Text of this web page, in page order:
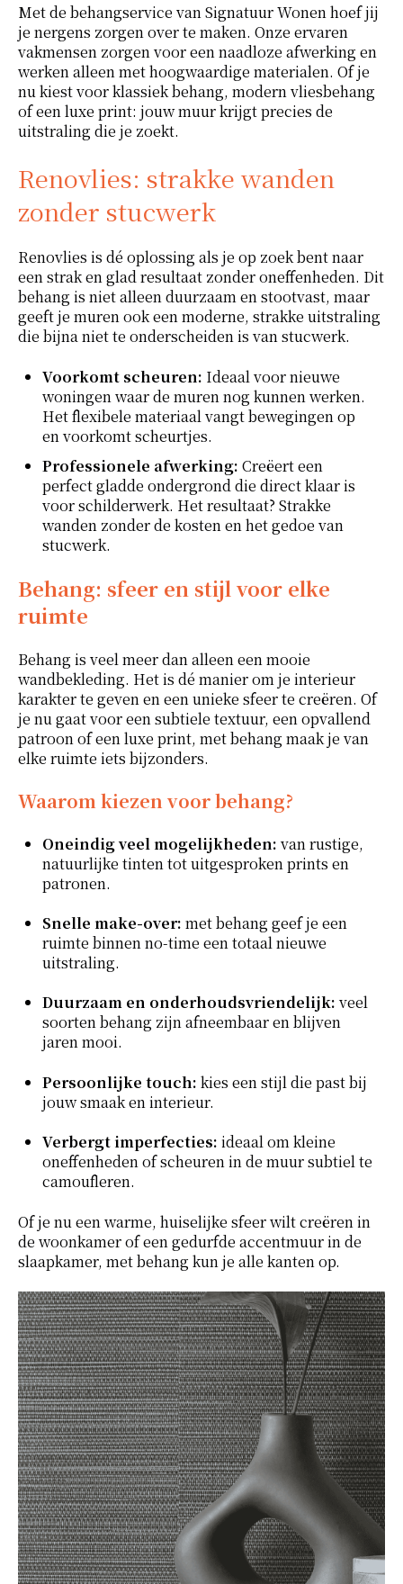
Met de behangservice van Signatuur Wonen hoef jij
je nergens zorgen over te maken. Onze ervaren
vakmensen zorgen voor een naadloze afwerking en
werken alleen met hoogwaardige materialen. Of je
nu kiest voor klassiek behang, modern vliesbehang
of een luxe print: jouw muur krijgt precies de
uitstraling die je zoekt.
Renovlies: strakke wanden
zonder stucwerk
Renovlies is dé oplossing als je op zoek bent naar
een strak en glad resultaat zonder oneffenheden. Dit
behang is niet alleen duurzaam en stootvast, maar
geeft je muren ook een moderne, strakke uitstraling
die bijna niet te onderscheiden is van stucwerk.
Voorkomt scheuren: Ideaal voor nieuwe
woningen waar de muren nog kunnen werken.
Het flexibele materiaal vangt bewegingen op
en voorkomt scheurtjes.
Professionele afwerking: Creëert een
perfect gladde ondergrond die direct klaar is
voor schilderwerk. Het resultaat? Strakke
wanden zonder de kosten en het gedoe van
stucwerk.
Behang: sfeer en stijl voor elke
ruimte
Behang is veel meer dan alleen een mooie
wandbekleding. Het is dé manier om je interieur
karakter te geven en een unieke sfeer te creëren. Of
je nu gaat voor een subtiele textuur, een opvallend
patroon of een luxe print, met behang maak je van
elke ruimte iets bijzonders.
Waarom kiezen voor behang?
Oneindig veel mogelijkheden: van rustige,
natuurlijke tinten tot uitgesproken prints en
patronen.
Snelle make-over: met behang geef je een
ruimte binnen no-time een totaal nieuwe
uitstraling.
Duurzaam en onderhoudsvriendelijk: veel
soorten behang zijn afneembaar en blijven
jaren mooi.
Persoonlijke touch: kies een stijl die past bij
jouw smaak en interieur.
Verbergt imperfecties: ideaal om kleine
oneffenheden of scheuren in de muur subtiel te
camoufleren.
Of je nu een warme, huiselijke sfeer wilt creëren in
de woonkamer of een gedurfde accentmuur in de
slaapkamer, met behang kun je alle kanten op.